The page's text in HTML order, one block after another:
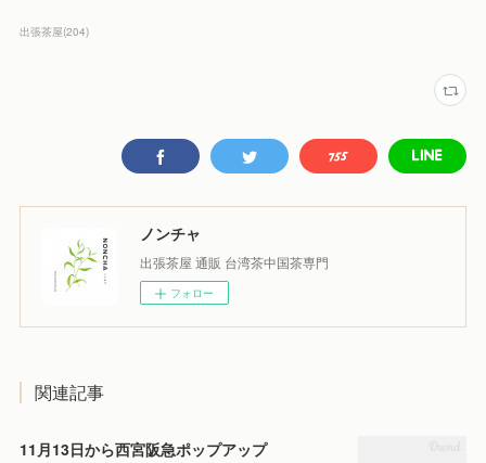
出張茶屋(204)
ノンチャ
出張茶屋 通販 台湾茶中国茶専門
フォロー
関連記事
11月13日から西宮阪急ポップアップ